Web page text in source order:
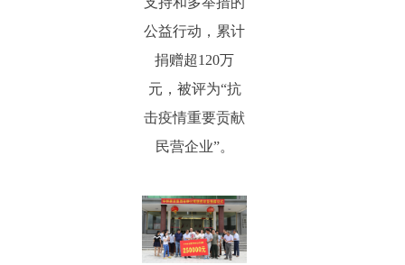
公益行动，累计
捐赠超120万
元，被评为“抗
击疫情重要贡献
民营企业”。